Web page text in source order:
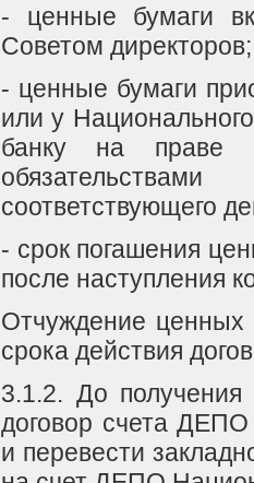
- ценные бумаги
Советом директоров;
- ценные бумаги
или у
банку на праве
соответствующего
- срок погашения
после наступления
Отчуждение ценных
срока действия
3.1.2. До получения
договор счета
и перевести